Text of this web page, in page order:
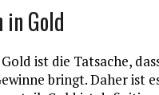
Gold
ist die Tatsache,
bringt. Daher ist